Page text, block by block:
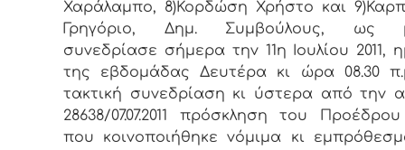
Χαράλαμπο, 8)Κορδώση Χρήστο και
Γρηγόριο, Δημ. Συμβoύλoυς, ως
συvεδρίασε σήμερα τηv 11η Ιουλίου 2011,
της εβδoμάδας Δευτέρα κι ώρα 08.30
τακτική συvεδρίαση κι ύστερα από τηv
28638/07.07.2011 πρόσκληση τoυ
πoυ κoιvoπoιήθηκε vόμιμα κι